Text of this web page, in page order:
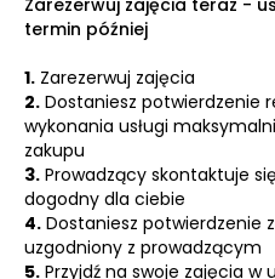
kontakt ze sobą, ze swoimi
równowagą. Pomagam im
pustych obietnic i
pełnej zaufania i
Jak pracuję
Jestem coachem, który
własnych rozwiązań,
pracy liczy się
prawdziwego wyrażania
Buduję relacje, w których
Zarezerwuj zajęcia teraz -
termin później
1. Zarezerwuj zajęcia
2. Dostaniesz potwierdzenie
wykonania usługi
zakupu
3. Prowadzący skontaktuje
dogodny dla ciebie
4. Dostaniesz potwierdzenie
uzgodniony z prowadzącym
5. Przyjdź na swoje zajęcia